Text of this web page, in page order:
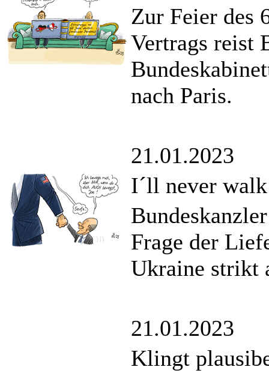
Zur Feier des
Vertrags reist
nach Paris.
21.01.2023
I´ll never
Frage der
Ukraine strikt
21.01.2023
Klingt